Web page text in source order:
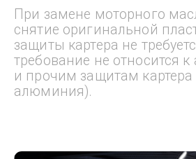
При замене моторного
снятие оригинальной
защиты картера не
требование не относится
и прочим защитам картера
алюминия).